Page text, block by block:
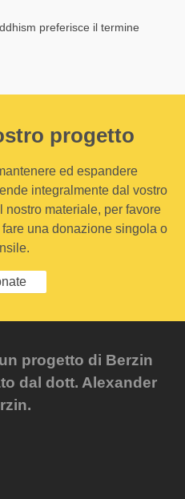
preferisce il termine
progetto
ed espandere
integralmente dal vostro
nostro materiale, per favore
una donazione singola o
progetto di Berzin
dal dott. Alexander